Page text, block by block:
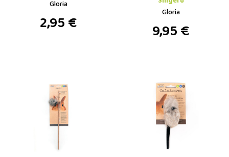
Gloria
2,95 €
Gloria
9,95 €